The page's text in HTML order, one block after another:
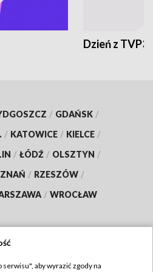
Dzień z TVP3
/ GDAŃSK /
/ KATOWICE / KIELCE /
/ ŁÓDŹ / OLSZTYN /
/ RZESZÓW /
/ WROCŁAW
aby wyrazić zgody na